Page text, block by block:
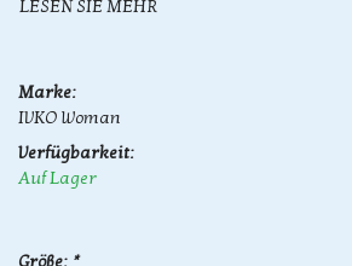
LESEN SIE MEHR
Marke:
IVKO Woman
Verfügbarkeit:
Auf Lager
Größe: *